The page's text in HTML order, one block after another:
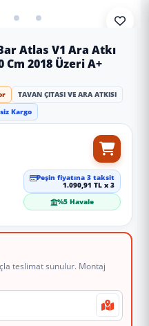
Atlas V1 Ara Atkı
Cm 2018 Üzeri A+
TAVAN ÇITASI VE ARA ATKISI
Kargo
Peşin fiyatına 3 taksit
1.090,91 TL x 3
%5 Havale
teslimat sunulur. Montaj